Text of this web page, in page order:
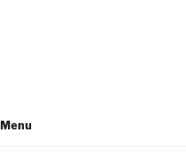
Menu